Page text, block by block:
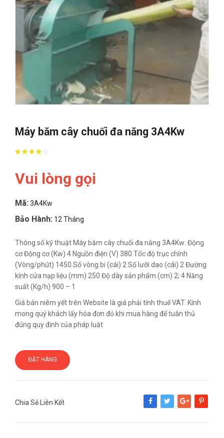
Máy băm cây chuối đa năng 3A4Kw
Vui lòng gọi
Mã: 3A4Kw
Bảo Hành: 12 Tháng
Thông số kỹ thuật Máy băm cây chuối đa năng 3A4Kw: Động
cơ Động cơ (Kw) 4 Nguồn điện (V) 380 Tốc độ trục chính
(Vòng/phút) 1450 Số vòng bi (cái) 2 Số lưỡi dao (cái) 2 Đường
kính cửa nạp liệu (mm) 250 Độ dày sản phẩm (cm) 2; 4 Năng
suất (Kg/h) 900 – 1
Giá bán niêm yết trên Website là giá phải tính thuế VAT. Kính
mong quý khách lấy hóa đơn đỏ khi mua hàng để tuân thủ
đúng quy định của pháp luật
ĐẶT HÀNG
Chia Sẻ Liên Kết
Share Tweet Google+Pinterest